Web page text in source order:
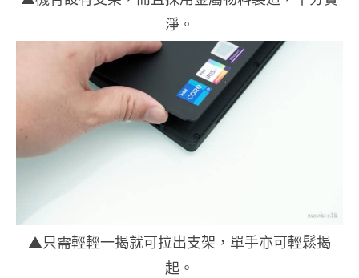
淨。
▲只需輕輕一揭就可拉出支架，單手亦可輕鬆揭
起。